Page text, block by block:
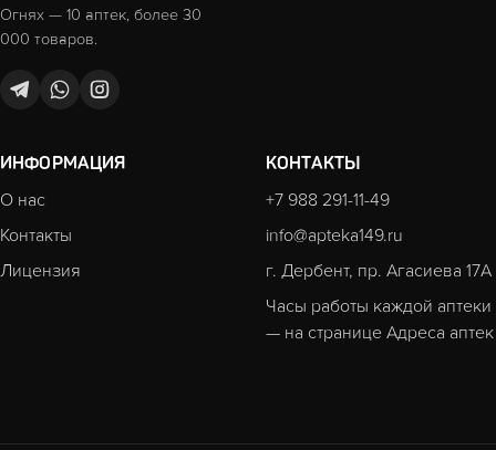
Огнях — 10 аптек, более 30
000 товаров.
ИНФОРМАЦИЯ
О нас
Контакты
Лицензия
КОНТАКТЫ
+7 988 291-11-49
info@apteka149.ru
г. Дербент, пр. Агасиева 17А
Часы работы каждой аптеки
— на странице Адреса аптек